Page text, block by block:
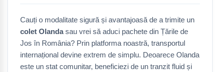
Cauți o modalitate sigură și avantajoasă de a trimite un
colet Olandasau vrei să aduci pachete din Țările de
Jos în România? Prin platforma noastră, transportul
internațional devine extrem de simplu. Deoarece Olanda
este un stat comunitar, beneficiezi de un tranzit fluid și